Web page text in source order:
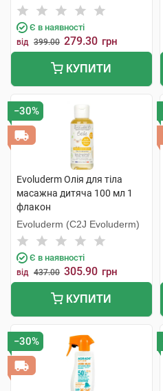
Є в наявності
від 399.00 279.30 грн
КУПИТИ
−30%
Evoluderm Олія для тіла
масажна дитяча 100 мл 1
флакон
Evoluderm (C2J Evoluderm)
Є в наявності
від 437.00 305.90 грн
КУПИТИ
−30%